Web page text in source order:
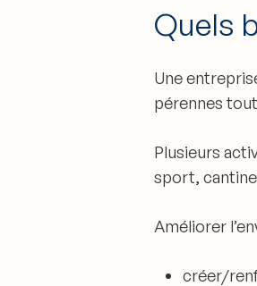
Quels
Une
pérennes tout
Plusieurs
sport,
Améliorer
créer/